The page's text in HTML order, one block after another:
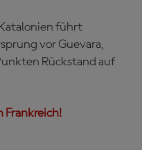
führt
vor Guevara,
Rückstand auf
Frankreich!